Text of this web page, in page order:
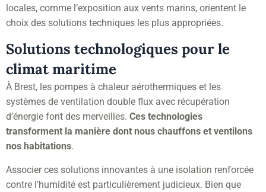
locales, comme l’exposition aux vents marins, orientent le
choix des solutions techniques les plus appropriées.
Solutions technologiques pour le
climat maritime
À Brest, les pompes à chaleur aérothermiques et les
systèmes de ventilation double flux avec récupération
d’énergie font des merveilles. Ces technologies
transforment la manière dont nous chauffons et ventilons
nos habitations.
Associer ces solutions innovantes à une isolation renforcée
contre l’humidité est particulièrement judicieux. Bien que